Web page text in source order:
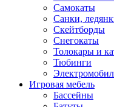
Самокаты
Санки,
Скейтборды
Снегокаты
Толокары и
Тюбинги
Игровая мебель
Бассейны